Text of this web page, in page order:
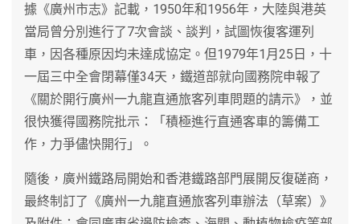
據《廣州市志》記載，1950年和1956年，大陸與港英
當局曾分別進行了7次會談、談判，試圖恢復客運列
車，因各種原因均未達成協定。但1979年1月25日，十
一屆三中全會閉幕僅34天，鐵道部就向國務院申報了
《關於開行廣州一九龍直通旅客列車問題的請示》，並
很快獲得國務院批示：「積極進行直通客車的籌備工
作，力爭儘快開行」。
隨後，廣州鐵路局開始和香港鐵路部門展開反復磋商，
最終制訂了《廣州一九龍直通旅客列車辦法（草案）》